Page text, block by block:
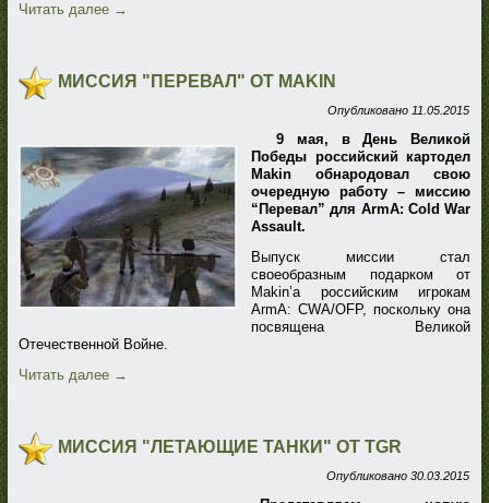
Читать далее →
МИССИЯ "ПЕРЕВАЛ" ОТ MAKIN
Опубликовано 11.05.2015
9 мая, в День Великой
Победы российский картодел
Makin обнародовал свою
очередную работу – миссию
“Перевал” для ArmA: Cold War
Assault.
Выпуск миссии стал
своеобразным подарком от
Makin’a российским игрокам
ArmA: CWA/OFP, поскольку она
посвящена Великой
Отечественной Войне.
Читать далее →
МИССИЯ "ЛЕТАЮЩИЕ ТАНКИ" ОТ TGR
Опубликовано 30.03.2015